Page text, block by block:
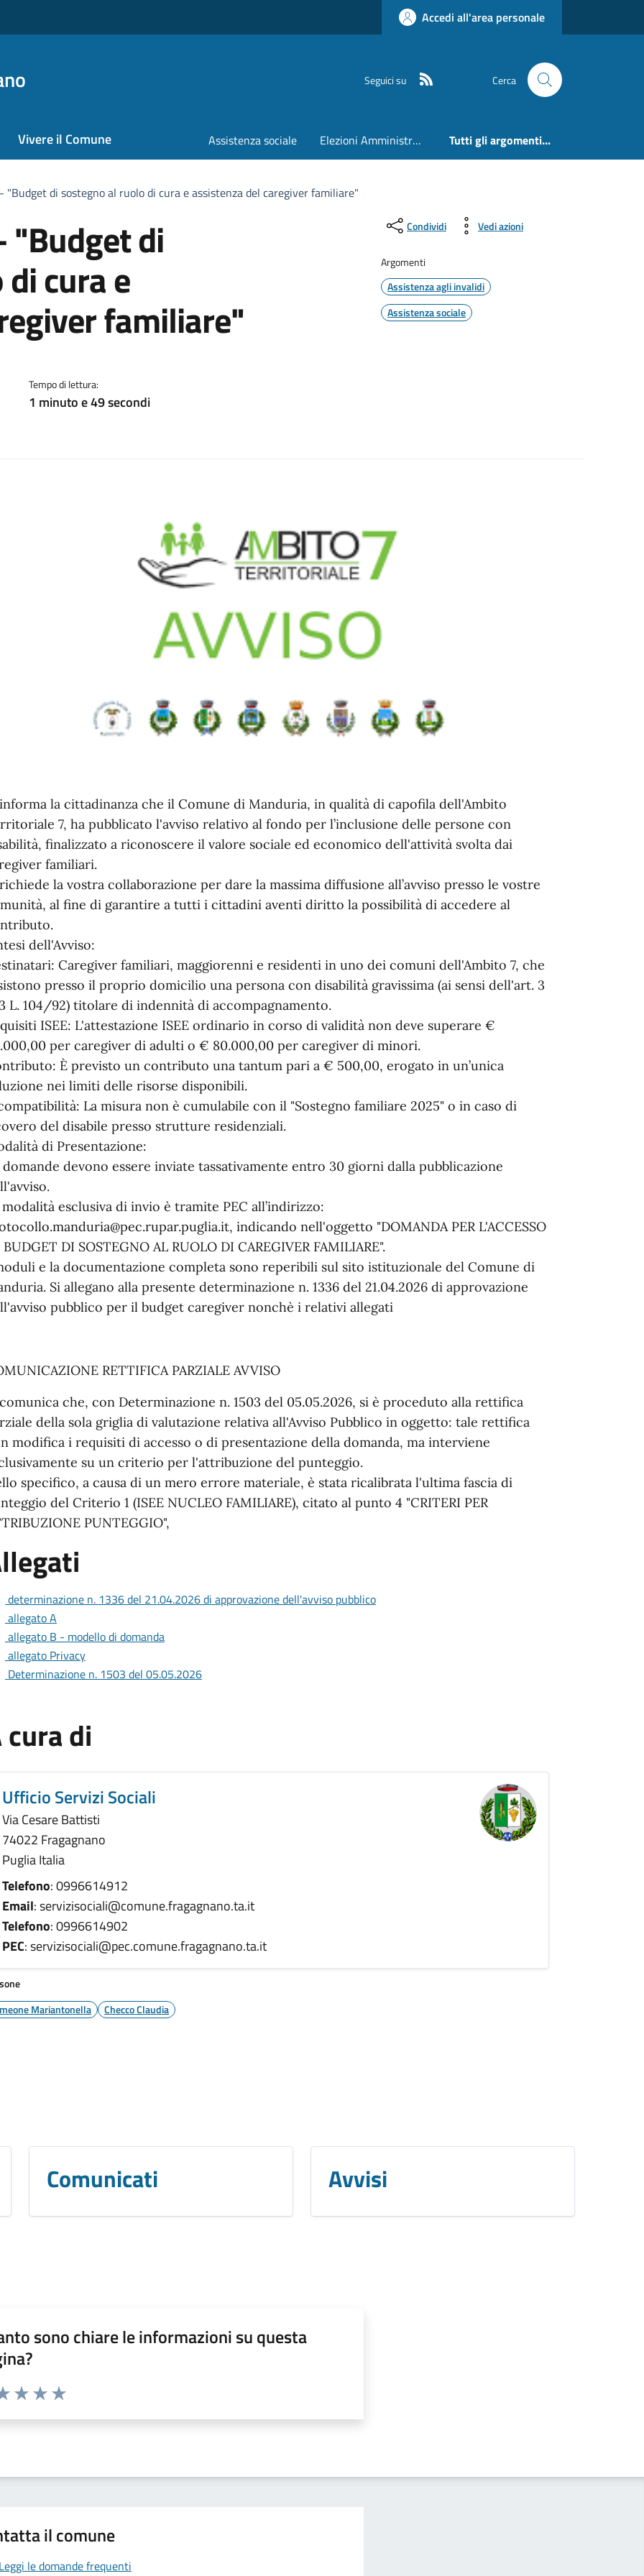
Accedi all'area personale
Seguici su Cerca
Vivere il Comune Assistenza sociale Elezioni Amministrative 24 e 25 Maggio 2026 Tutti gli argomenti...
"Budget di sostegno al ruolo di cura e assistenza del caregiver familiare"
"Budget di
cura e
familiare"
Tempo di lettura:
1 minuto e 49 secondi
Condividi Vedi azioni
Argomenti
Assistenza agli invalidi
Assistenza sociale
la cittadinanza che il Comune di Manduria, in qualità di capofila dell'Ambito
7, ha pubblicato l'avviso relativo al fondo per l’inclusione delle persone con
finalizzato a riconoscere il valore sociale ed economico dell'attività svolta dai
familiari.
la vostra collaborazione per dare la massima diffusione all’avviso presso le vostre
al fine di garantire a tutti i cittadini aventi diritto la possibilità di accedere al
dell'Avviso:
Caregiver familiari, maggiorenni e residenti in uno dei comuni dell'Ambito 7, che
presso il proprio domicilio una persona con disabilità gravissima (ai sensi dell'art. 3
L. 104/92) titolare di indennità di accompagnamento.
ISEE: L'attestazione ISEE ordinario in corso di validità non deve superare €
per caregiver di adulti o € 80.000,00 per caregiver di minori.
È previsto un contributo una tantum pari a € 500,00, erogato in un’unica
nei limiti delle risorse disponibili.
La misura non è cumulabile con il "Sostegno familiare 2025" o in caso di
del disabile presso strutture residenziali.
di Presentazione:
domande devono essere inviate tassativamente entro 30 giorni dalla pubblicazione
modalità esclusiva di invio è tramite PEC all’indirizzo:
indicando nell'oggetto "DOMANDA PER L'ACCESSO
BUDGET DI SOSTEGNO AL RUOLO DI CAREGIVER FAMILIARE".
e la documentazione completa sono reperibili sul sito istituzionale del Comune di
Si allegano alla presente determinazione n. 1336 del 21.04.2026 di approvazione
pubblico per il budget caregiver nonchè i relativi allegati
RETTIFICA PARZIALE AVVISO
che, con Determinazione n. 1503 del 05.05.2026, si è proceduto alla rettifica
della sola griglia di valutazione relativa all'Avviso Pubblico in oggetto: tale rettifica
modifica i requisiti di accesso o di presentazione della domanda, ma interviene
su un criterio per l'attribuzione del punteggio.
specifico, a causa di un mero errore materiale, è stata ricalibrata l'ultima fascia di
del Criterio 1 (ISEE NUCLEO FAMILIARE), citato al punto 4 "CRITERI PER
PUNTEGGIO",
determinazione n. 1336 del 21.04.2026 di approvazione dell'avviso pubblico
allegato A
allegato B - modello di domanda
allegato Privacy
Determinazione n. 1503 del 05.05.2026
cura di
Ufficio Servizi Sociali
Via Cesare Battisti
74022 Fragagnano
Puglia Italia
Telefono: 0996614912
Email: servizisociali@comune.fragagnano.ta.it
Telefono: 0996614902
PEC: servizisociali@pec.comune.fragagnano.ta.it
Mariantonella
Checco Claudia
Comunicati Avvisi
sono chiare le informazioni su questa
1 a 5 stelle la pagina
il comune
le domande frequenti